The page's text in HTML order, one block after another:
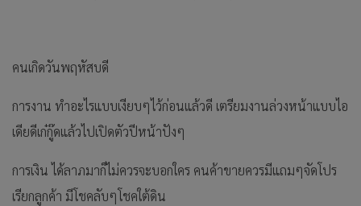
คนเกิดวันพฤหัสบดี
การงาน ทำอะไรแบบเงียบๆไว้ก่อนแล้วดี เตรียมงานล่วงหน้าแบบไอ
เดียดีเก๋กู๊ดแล้วไปเปิดตัวปีหน้าปังๆ
การเงิน ได้ลาภมาก็ไม่ควรจะบอกใคร คนค้าขายควรมีแถมๆจัดโปร
เรียกลูกค้า มีโชคลับๆโชคใต้ดิน